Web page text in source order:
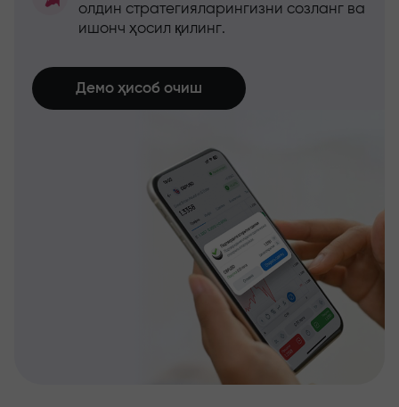
олдин стратегияларингизни созланг ва
ишонч ҳосил қилинг.
Демо ҳисоб очиш